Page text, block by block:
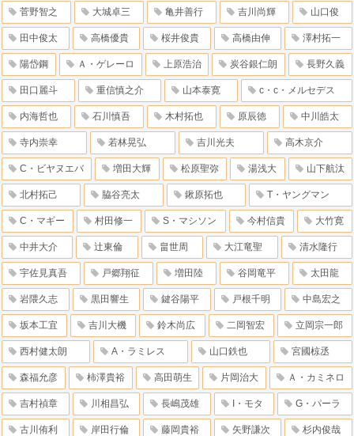
菅野智之 大城卓三 亀井善行 吉川尚輝 山口俊
田中俊太 高橋優貴 桜井俊貴 高橋由伸 澤村拓一
陽岱鋼 Ａ・ゲレーロ 上原浩治 炭谷銀仁朗 長野久義
田口麗斗 重信慎之介 山本泰寛 c・c・メルセデス
内海哲也 石川慎吾 木村拓也 原辰徳 中川皓太
寺内崇幸 若林晃弘 吉川光夫 高木京介
C・ビヤヌエバ 増田大輝 松原聖弥 湯浅大 山下航汰
北村拓己 脇谷亮太 鍬原拓也 T・ヤングマン
C・マギー 村田修一 S・マシソン 今村信貴 大竹寛
中井大介 辻東倫 畠世周 大江竜聖 清水隆行
宇佐見真吾 戸郷翔征 増田陸 谷岡竜平 太田龍
岩隈久志 黒田響生 鍵谷陽平 戸根千明 中島宏之
坂本工宜 吉川大機 鈴木尚広 二岡智宏 立岡宗一郎
西村健太朗 A・ラミレス 山口鉄也 宮國椋丞
森福允彦 柿澤貴裕 高田萌生 片岡治大 Ａ・カミネロ
吉村禎章 川相昌弘 長嶋茂雄 I・モタ G・パーラ
古川侑利 岸田行倫 藤岡貴裕 矢野謙次 杉内俊哉